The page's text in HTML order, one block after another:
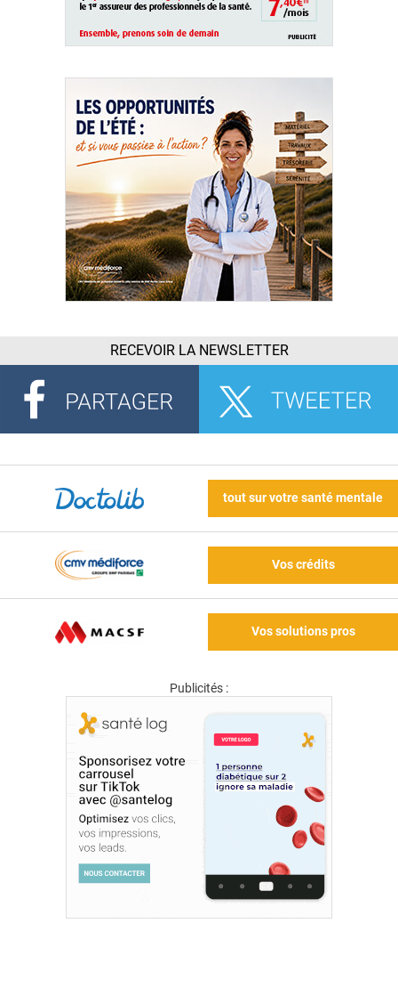
RECEVOIR LA NEWSLETTER
tout sur votre santé mentale
Vos crédits
Vos solutions pros
Publicités :